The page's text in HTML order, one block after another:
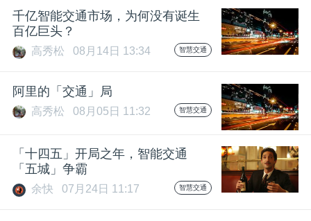
千亿智能交通市场，为何没有诞生
百亿巨头？
高秀松 08月14日 13:34 智慧交通
阿里的「交通」局
高秀松 08月05日 11:32 智慧交通
「十四五」开局之年，智能交通
「五城」争霸
余快 07月24日 11:17 智慧交通